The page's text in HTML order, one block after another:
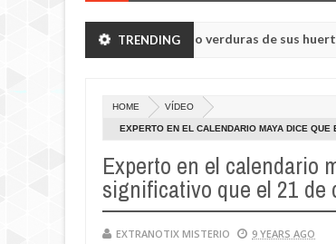
TRENDING
enanos robando verduras de sus huertos.
HOME VÍDEO
EXPERTO EN EL CALENDARIO MAYA DICE
Experto en el calendario
significativo que el 21 de
EXTRANOTIX MISTERIO
9 YEARS AGO